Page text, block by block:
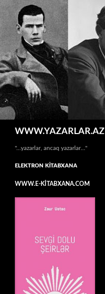
WWW.YAZARLAR.AZ
"…yazarlar, ancaq yazarlar…"
ELEKTRON KİTABXANA
WWW.E-KİTABXANA.COM